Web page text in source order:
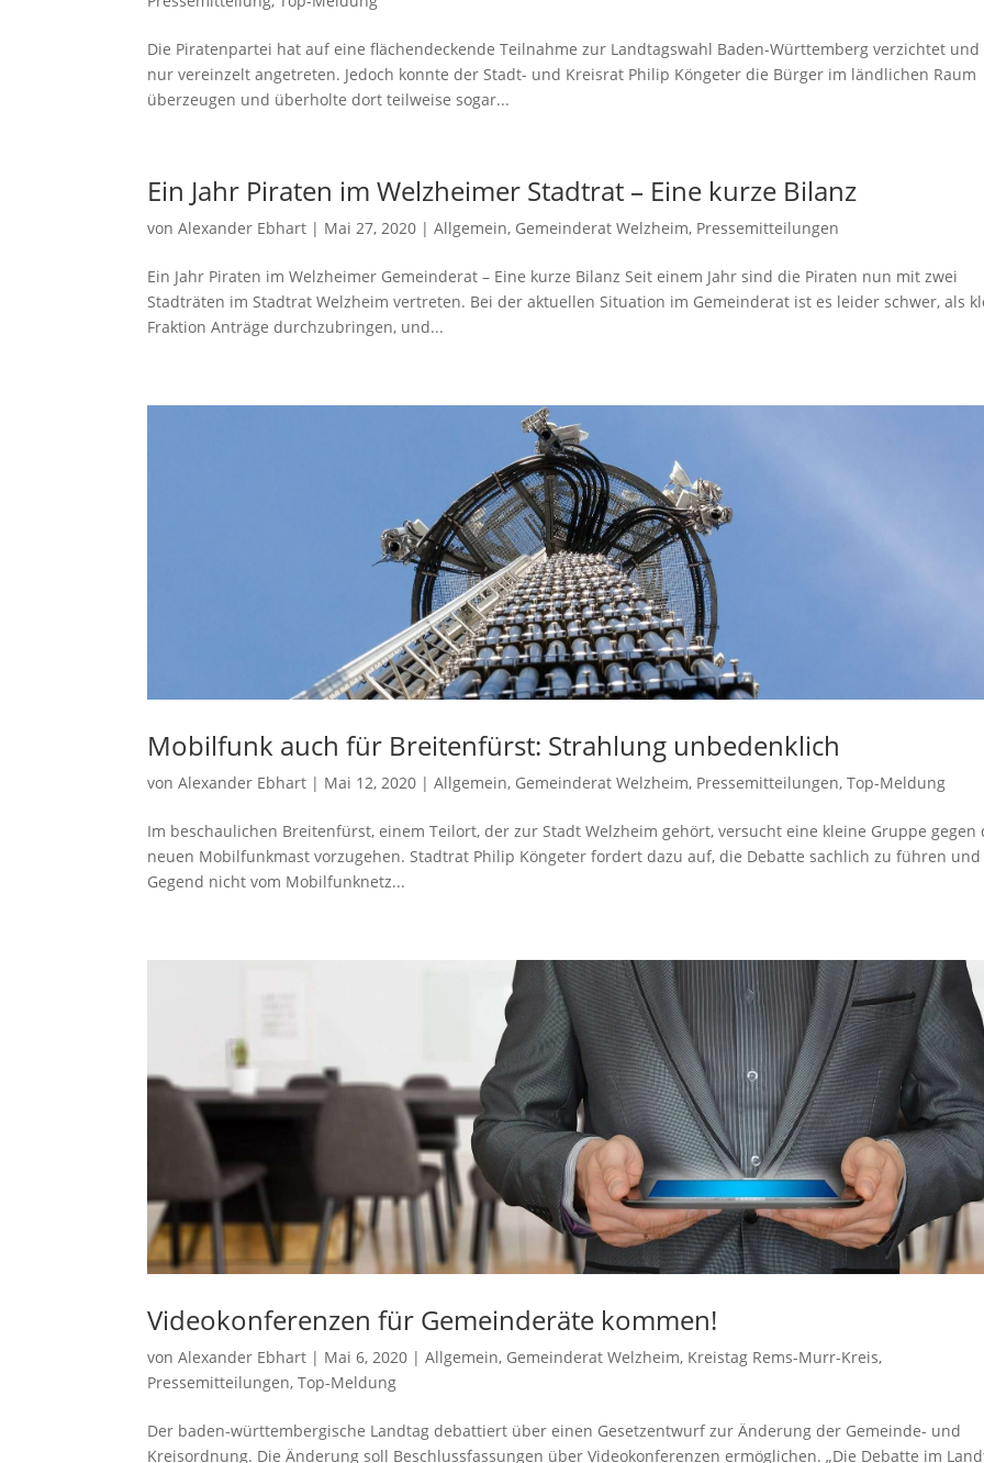
Die Piratenpartei hat auf eine flächendeckende Teilnahme zur Landtagswahl Baden-Württemberg verzichtet
nur vereinzelt angetreten. Jedoch konnte der Stadt- und Kreisrat Philip Köngeter die Bürger im ländlichen Raum
überzeugen und überholte dort teilweise sogar...
Ein Jahr Piraten im Welzheimer Stadtrat – Eine kurze Bilanz
vonAlexander Ebhart | Mai 27, 2020 |Allgemein, Gemeinderat Welzheim, Pressemitteilungen
Ein Jahr Piraten im Welzheimer Gemeinderat – Eine kurze Bilanz Seit einem Jahr sind die Piraten nun mit zwei
Stadträten im Stadtrat Welzheim vertreten. Bei der aktuellen Situation im Gemeinderat ist es leider schwer, als
Fraktion Anträge durchzubringen, und...
Mobilfunk auch für Breitenfürst: Strahlung unbedenklich
vonAlexander Ebhart | Mai 12, 2020 |Allgemein, Gemeinderat Welzheim, Pressemitteilungen,Top-Meldung
Im beschaulichen Breitenfürst, einem Teilort, der zur Stadt Welzheim gehört, versucht eine kleine Gruppe gegen
neuen Mobilfunkmast vorzugehen. Stadtrat Philip Köngeter fordert dazu auf, die Debatte sachlich zu führen
Gegend nicht vom Mobilfunknetz...
Videokonferenzen für Gemeinderäte kommen!
vonAlexander Ebhart | Mai 6, 2020 |Allgemein, Gemeinderat Welzheim, Kreistag Rems-Murr-Kreis,
Pressemitteilungen,Top-Meldung
Der baden-württembergische Landtag debattiert über einen Gesetzentwurf zur Änderung der Gemeinde- und
Kreisordnung. Die Änderung soll Beschlussfassungen über Videokonferenzen ermöglichen. „Die Debatte im